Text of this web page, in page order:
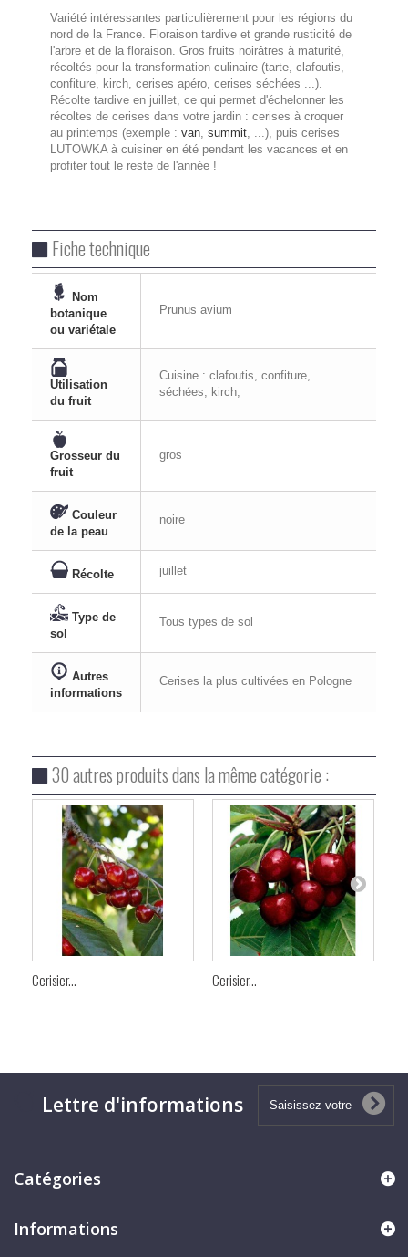
Variété intéressantes particulièrement pour les régions du
nord de la France. Floraison tardive et grande rusticité de
l'arbre et de la floraison. Gros fruits noirâtres à maturité,
récoltés pour la transformation culinaire (tarte, clafoutis,
confiture, kirch, cerises apéro, cerises séchées ...).
Récolte tardive en juillet, ce qui permet d'échelonner les
récoltes de cerises dans votre jardin : cerises à croquer
au printemps (exemple : van, summit, ...), puis cerises
LUTOWKA à cuisiner en été pendant les vacances et en
profiter tout le reste de l'année !
Fiche technique
Nom
botanique
ou variétale
Prunus avium
Utilisation
du fruit
Cuisine : clafoutis, confiture,
séchées, kirch,
Grosseur du
fruit
gros
Couleur
de la peau
noire
Récolte juillet
Type de
sol
Tous types de sol
Autres
informations
Cerises la plus cultivées en Pologne
30 autres produits dans la même catégorie :
Cerisier... Cerisier...
Lettre d'informations
Catégories
Informations